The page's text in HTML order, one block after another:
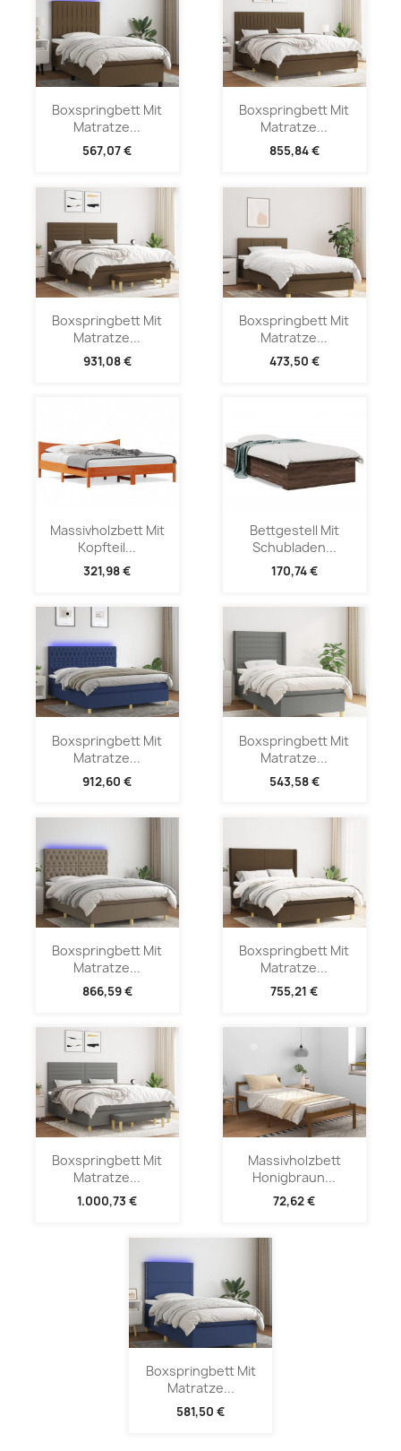
Boxspringbett Mit
Matratze...
567,07 €
Boxspringbett Mit
Matratze...
855,84 €
Boxspringbett Mit
Matratze...
931,08 €
Boxspringbett Mit
Matratze...
473,50 €
Massivholzbett Mit
Kopfteil...
321,98 €
Bettgestell Mit
Schubladen...
170,74 €
Boxspringbett Mit
Matratze...
912,60 €
Boxspringbett Mit
Matratze...
543,58 €
Boxspringbett Mit
Matratze...
866,59 €
Boxspringbett Mit
Matratze...
755,21 €
Boxspringbett Mit
Matratze...
1.000,73 €
Massivholzbett
Honigbraun...
72,62 €
Boxspringbett Mit
Matratze...
581,50 €